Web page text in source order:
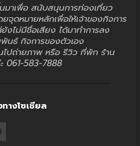
าเพื่อ สนับสนุนการท่องเที่ยว
ยจุดหมายหลักเพื่อให้เจ้าของกิจการ
งไม่มีชื่อเสียง ได้มาทำการลง
พันธ์ กิจการของตัวเอง
ไปถ่ายภาพ หรือ รีวิว ที่พัก ร้าน
061-583-7888
างโซเชียล